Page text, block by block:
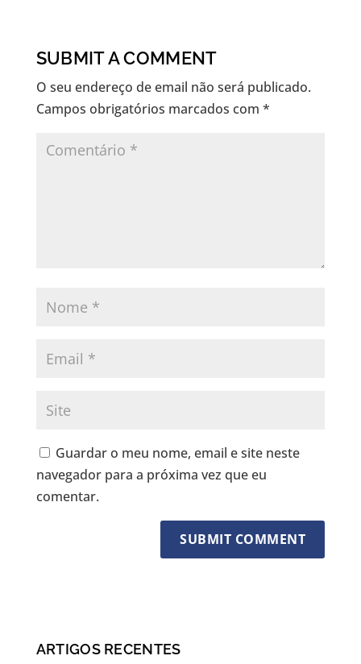
SUBMIT A COMMENT
O seu endereço de email não será publicado.
Campos obrigatórios marcados com *
Guardar o meu nome, email e site neste
navegador para a próxima vez que eu
comentar.
ARTIGOS RECENTES